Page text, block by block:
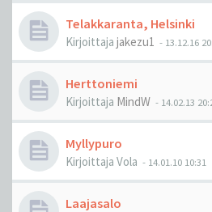
Telakkaranta, Helsinki
Kirjoittaja jakezu1 - 13.12.16
Herttoniemi
Kirjoittaja MindW - 14.02.13
Myllypuro
Kirjoittaja Vola - 14.01.10 10:31
Laajasalo